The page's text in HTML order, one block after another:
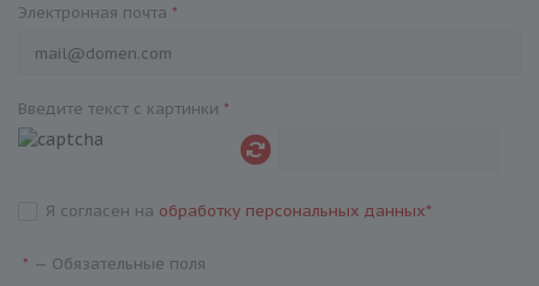
Электронная почта *
Введите текст с картинки *
Я согласен на обработку персональных данных*
* — Обязательные поля